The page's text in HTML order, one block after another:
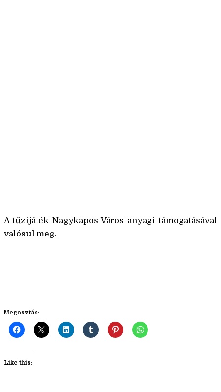
A tűzijáték Nagykapos Város anyagi támogatásával
valósul meg.
Megosztás:
Like this: